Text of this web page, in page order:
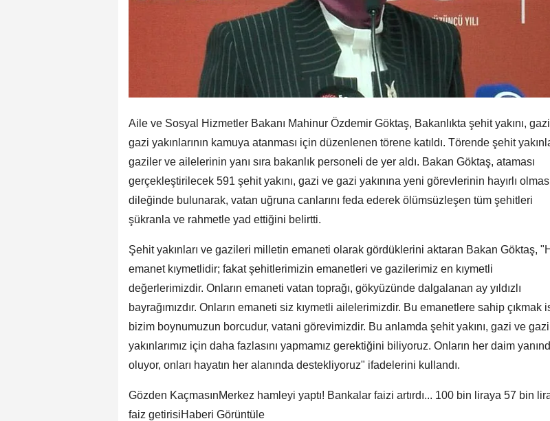
Aile ve Sosyal Hizmetler Bakanı Mahinur Özdemir Göktaş, Bakanlıkta şehit yakını,
gazi yakınlarının kamuya atanması için düzenlenen törene katıldı. Törende şehit
gaziler ve ailelerinin yanı sıra bakanlık personeli de yer aldı. Bakan Göktaş, ataması
gerçekleştirilecek 591 şehit yakını, gazi ve gazi yakınına yeni görevlerinin hayırlı
dileğinde bulunarak, vatan uğruna canlarını feda ederek ölümsüzleşen tüm şehitleri
şükranla ve rahmetle yad ettiğini belirtti.
Şehit yakınları ve gazileri milletin emaneti olarak gördüklerini aktaran Bakan Göktaş,
emanet kıymetlidir; fakat şehitlerimizin emanetleri ve gazilerimiz en kıymetli
değerlerimizdir. Onların emaneti vatan toprağı, gökyüzünde dalgalanan ay yıldızlı
bayrağımızdır. Onların emaneti siz kıymetli ailelerimizdir. Bu emanetlere sahip çıkmak
bizim boynumuzun borcudur, vatani görevimizdir. Bu anlamda şehit yakını, gazi ve gazi
yakınlarımız için daha fazlasını yapmamız gerektiğini biliyoruz. Onların her daim
oluyor, onları hayatın her alanında destekliyoruz" ifadelerini kullandı.
Gözden KaçmasınMerkez hamleyi yaptı! Bankalar faizi artırdı... 100 bin liraya 57 bin
faiz getirisiHaberi Görüntüle